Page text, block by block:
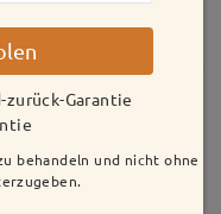
große Nerdbrille ♥️
braunen Augen.
noch in Schildpatt
zurück-Garantie
behandeln und nicht ohne